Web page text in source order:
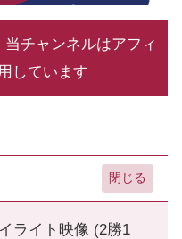
当チャンネルはアフィ
しています
ライト映像 (2勝1